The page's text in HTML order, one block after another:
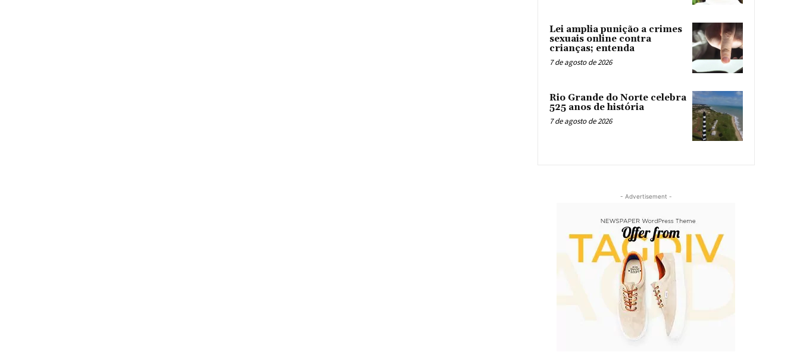
Lei amplia punição a crimes
sexuais online contra
crianças; entenda
7 de agosto de 2026
Rio Grande do Norte celebra
525 anos de história
7 de agosto de 2026
- Advertisement -